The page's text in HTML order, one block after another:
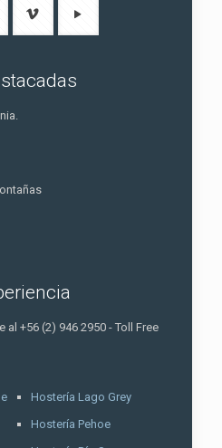
al +56 (2) 946 2950 - Toll Free
Hostería Lago Grey
Hostería Pehoe